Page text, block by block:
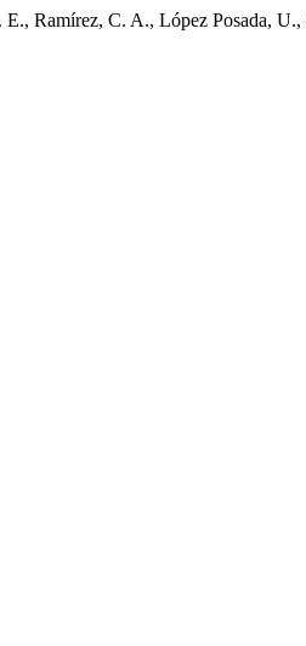
Ramírez, C. A., López Posada,